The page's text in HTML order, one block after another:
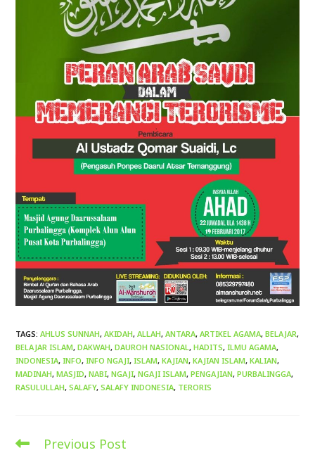
TAGS:AHLUS SUNNAH, AKIDAH, ALLAH, ANTARA, ARTIKEL AGAMA, BELAJAR,
BELAJAR ISLAM, DAKWAH, DAUROH NASIONAL, HADITS, ILMU AGAMA,
INDONESIA, INFO, INFO NGAJI, ISLAM, KAJIAN, KAJIAN ISLAM, KALIAN,
MADINAH, MASJID, NABI, NGAJI, NGAJI ISLAM, PENGAJIAN, PURBALINGGA,
RASULULLAH, SALAFY, SALAFY INDONESIA, TERORIS
Read
Previous Post